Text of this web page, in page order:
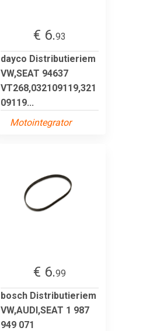
€ 6.93
dayco Distributieriem
VW,SEAT 94637
VT268,032109119,321
09119...
Motointegrator
€ 6.99
bosch Distributieriem
VW,AUDI,SEAT 1 987
949 071